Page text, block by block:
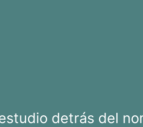
detrás del